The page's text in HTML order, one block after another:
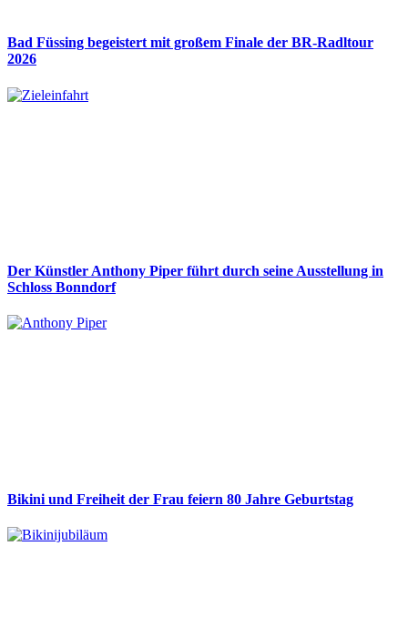
Bad Füssing begeistert mit großem Finale der BR-Radltour
2026
Der Künstler Anthony Piper führt durch seine Ausstellung in
Schloss Bonndorf
Bikini und Freiheit der Frau feiern 80 Jahre Geburtstag